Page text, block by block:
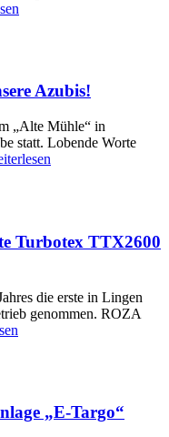
Azubis!
„Alte Mühle“ in
statt. Lobende Worte
Turbotex TTX2600
die erste in Lingen
genommen. ROZA
„E-Targo“